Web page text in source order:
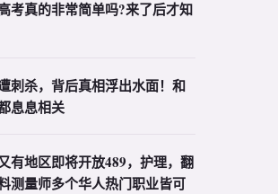
考真的非常简单吗?来了后才知
刺杀，背后真相浮出水面！和
息息相关
有地区即将开放489，护理，翻
测量师多个华人热门职业皆可